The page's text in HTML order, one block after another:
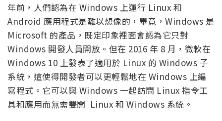
年前，人們認為在 Windows 上運行 Linux 和
Android 應用程式是難以想像的，畢竟，Windows 是
Microsoft 的產品，既定印象裡面會認為它只對
Windows 開發人員開放。但在 2016 年 8 月，微軟在
Windows 10 上發表了適用於 Linux 的 Windows 子
系統，這使得開發者可以更輕鬆地在 Windows 上編
寫程式。它可以與 Windows 一起訪問 Linux 指令工
具和應用而無需雙開 Linux 和 Windows 系統。